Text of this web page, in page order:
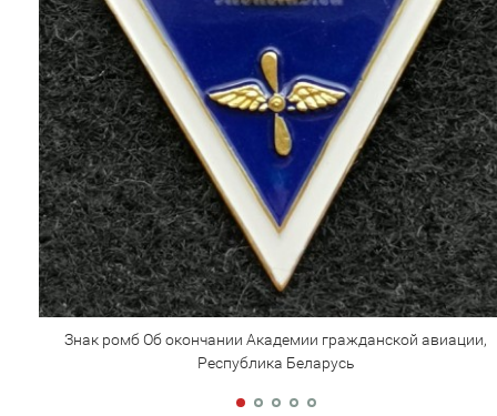
Знак ромб Об окончании Академии гражданской авиации,
Республика Беларусь